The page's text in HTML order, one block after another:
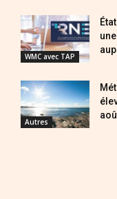
WMC avec TAP
Autres